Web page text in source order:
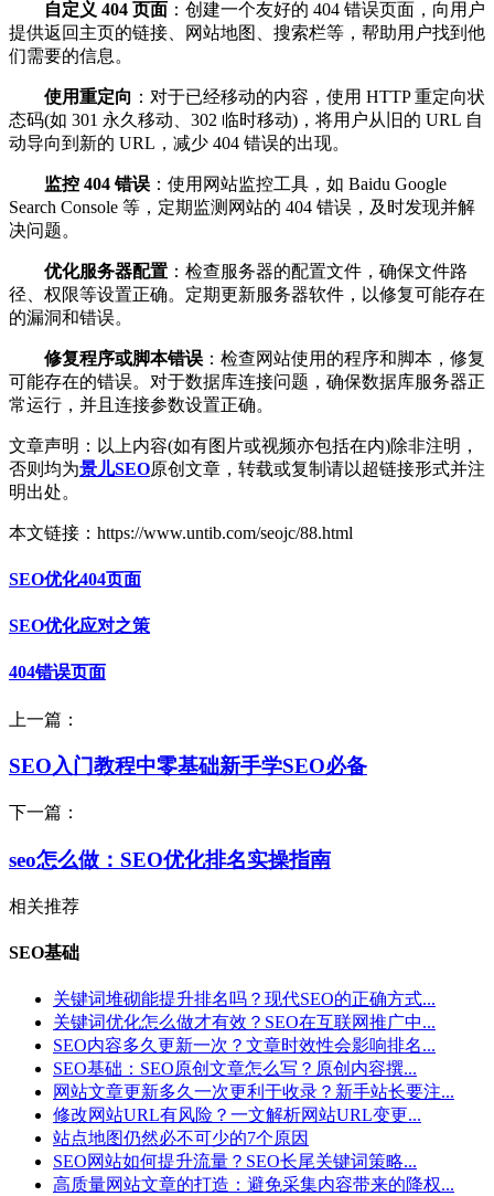
自定义 404 页面 ：创建一个友好的 404 错误页面，向用户
提供返回主页的链接、网站地图、搜索栏等，帮助用户找到他
们需要的信息。
使用重定向 ：对于已经移动的内容，使用 HTTP 重定向状
态码(如 301 永久移动、302 临时移动)，将用户从旧的 URL 自
动导向到新的 URL，减少 404 错误的出现。
监控 404 错误 ：使用网站监控工具，如 Baidu Google
Search Console 等，定期监测网站的 404 错误，及时发现并解
决问题。
优化服务器配置 ：检查服务器的配置文件，确保文件路
径、权限等设置正确。定期更新服务器软件，以修复可能存在
的漏洞和错误。
修复程序或脚本错误 ：检查网站使用的程序和脚本，修复
可能存在的错误。对于数据库连接问题，确保数据库服务器正
常运行，并且连接参数设置正确。
文章声明：以上内容(如有图片或视频亦包括在内)除非注明，
否则均为景儿SEO原创文章，转载或复制请以超链接形式并注
明出处。
本文链接：https://www.untib.com/seojc/88.html
SEO优化404页面
SEO优化应对之策
404错误页面
上一篇：
SEO入门教程中零基础新手学SEO必备
下一篇：
seo怎么做：SEO优化排名实操指南
相关推荐
SEO基础
关键词堆砌能提升排名吗？现代SEO的正确方式...
关键词优化怎么做才有效？SEO在互联网推广中...
SEO内容多久更新一次？文章时效性会影响排名...
SEO基础：SEO原创文章怎么写？原创内容撰...
网站文章更新多久一次更利于收录？新手站长要注...
修改网站URL有风险？一文解析网站URL变更...
站点地图仍然必不可少的7个原因
SEO网站如何提升流量？SEO长尾关键词策略...
高质量网站文章的打造：避免采集内容带来的降权...